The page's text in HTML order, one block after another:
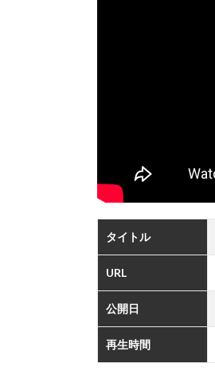
タイトル
URL
公開日
再生時間